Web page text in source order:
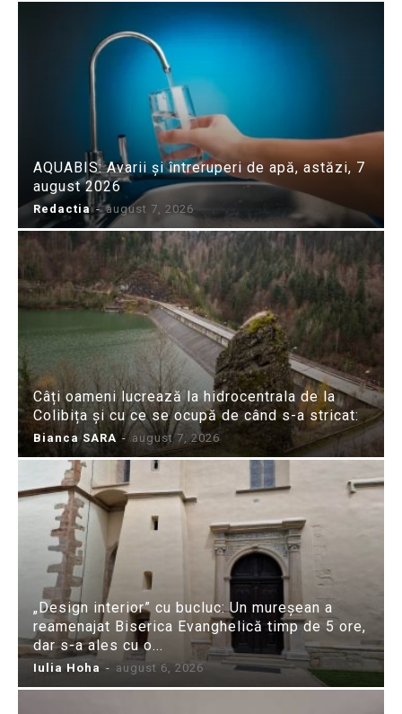
AQUABIS: Avarii și întreruperi de apă, astăzi, 7
august 2026
Redactia - august 7, 2026
Câți oameni lucrează la hidrocentrala de la
Colibița și cu ce se ocupă de când s-a stricat:
Bianca SARA - august 7, 2026
„Design interior” cu bucluc: Un mureșean a
reamenajat Biserica Evanghelică timp de 5 ore,
dar s-a ales cu o...
Iulia Hoha - august 6, 2026